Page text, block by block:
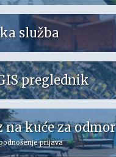
služba
preglednik
na kuće za odmor
prijava